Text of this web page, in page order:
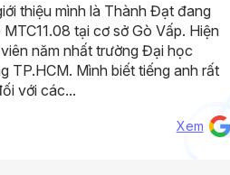
thiệu mình là Thành Đạt đang
tại cơ sở Gò Vấp. Hiện
năm nhất trường Đại học
TP.HCM. Mình biết tiếng anh rất
với các...
Xem